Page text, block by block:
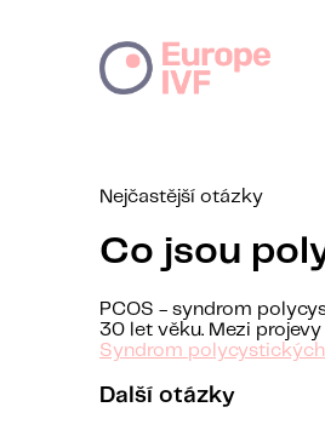
Nejčastější otázky
Co jsou
PCOS - syndrom
30 let věku. Mezi
Syndrom
Další otázky